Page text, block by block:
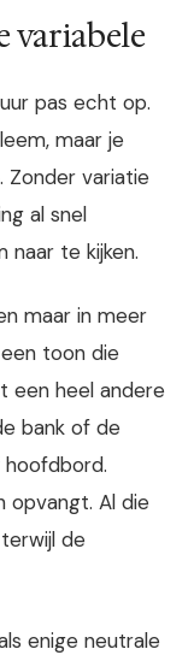
variabele
pas echt op.
maar je
Zonder variatie
al snel
naar te kijken.
maar in meer
toon die
een heel andere
bank of de
opvangt. Al die
de
enige neutrale